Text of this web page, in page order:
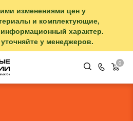
изменениями цен у
и комплектующие,
характер.
у менеджеров.
0